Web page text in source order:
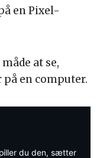
en Pixel-
at se,
en computer.
du den, sætter